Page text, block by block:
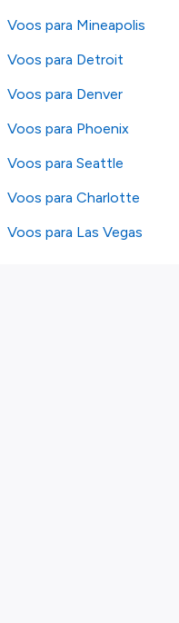
Voos para Mineapolis
Voos para Detroit
Voos para Denver
Voos para Phoenix
Voos para Seattle
Voos para Charlotte
Voos para Las Vegas